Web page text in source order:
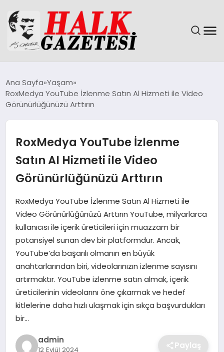
DÜNYA
MAGAZIN
SAĞLIK
SIYASET
SPOR
TEKNOLOJI
YAŞAM
Ana Sayfa Yaşam
RoxMedya YouTube İzlenme Satın Al Hizmeti ile Video
Görünürlüğünüzü Arttırın
RoxMedya YouTube İzlenme
Satın Al Hizmeti ile Video
Görünürlüğünüzü Arttırın
RoxMedya YouTube İzlenme Satın Al Hizmeti ile
Video Görünürlüğünüzü Arttırın YouTube, milyarlarca
kullanıcısı ile içerik üreticileri için muazzam bir
potansiyel sunan dev bir platformdur. Ancak,
YouTube’da başarılı olmanın en büyük
anahtarlarından biri, videolarınızın izlenme sayısını
artırmaktır. YouTube izlenme satın almak, içerik
üreticilerinin videolarını öne çıkarmak ve hedef
kitlelerine daha hızlı ulaşmak için sıkça başvurdukları
bir…
admin
12 Eylül 2024 Paylaş